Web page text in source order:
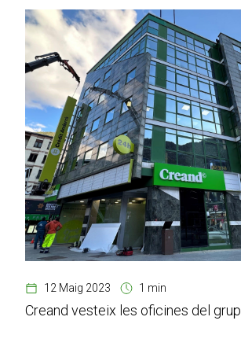
12 Maig 2023 1 min
Creand vesteix les oficines del grup